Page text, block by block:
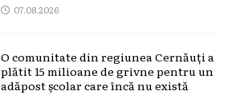
07.08.2026
O comunitate din regiunea Cernăuți a
plătit 15 milioane de grivne pentru un
adăpost școlar care încă nu există